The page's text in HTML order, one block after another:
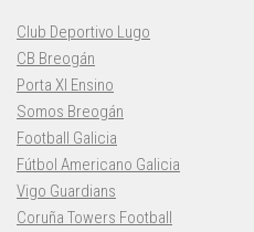
Club Deportivo Lugo
CB Breogán
Porta XI Ensino
Somos Breogán
Football Galicia
Fútbol Americano Galicia
Vigo Guardians
Coruña Towers Football